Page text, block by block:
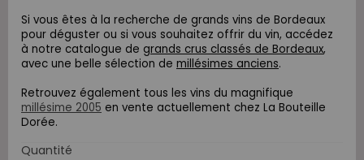
Si vous êtes à la recherche de grands vins de Bordeaux
pour déguster ou si vous souhaitez offrir du vin, accédez
à notre catalogue de grands crus classés de Bordeaux,
avec une belle sélection de millésimes anciens.
Retrouvez également tous les vins du magnifique
millésime 2005 en vente actuellement chez La Bouteille
Dorée.
Quantité